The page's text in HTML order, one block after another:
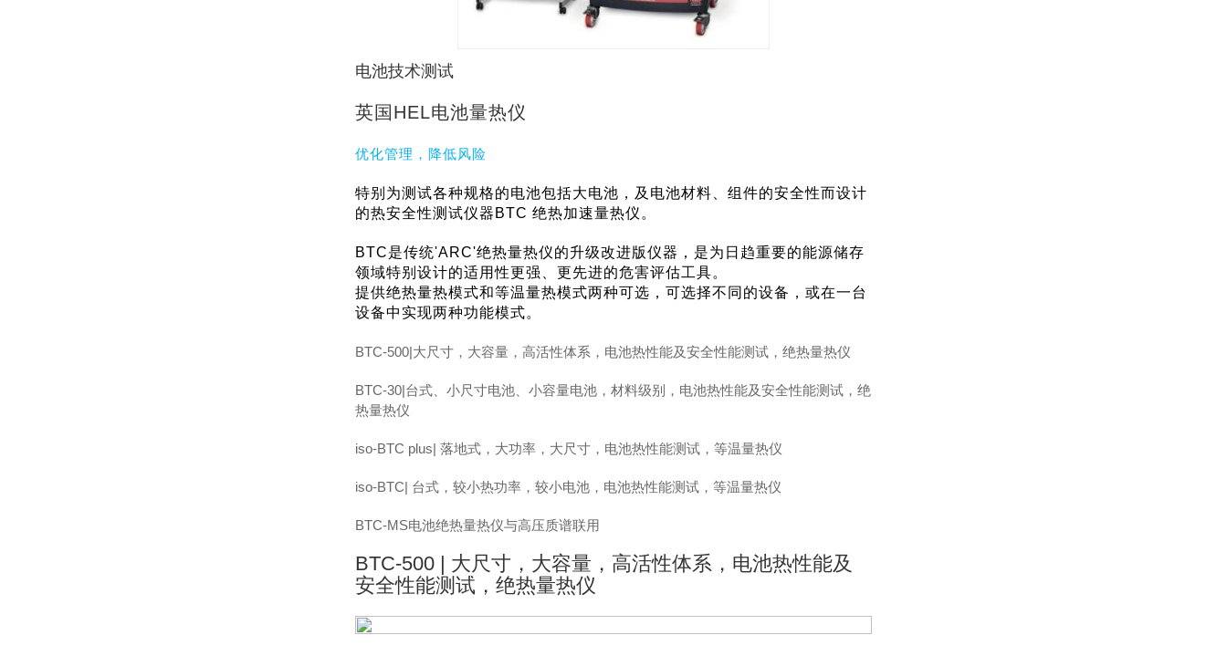
电池技术测试
英国HEL电池量热仪
优化管理，降低风险
特别为测试各种规格的电池包括大电池，及电池材料、组件的安全性而设计
的热安全性测试仪器 BTC 绝热加速量热仪。
BTC是传统'ARC'绝热量热仪的升级改进版仪器，是为日趋重要的能源储存
领域特别设计的适用性更强、更先进的危害评估工具。
提供绝热量热模式和等温量热模式两种可选，可选择不同的设备，或在一台
设备中实现两种功能模式。
BTC-500|大尺寸，大容量，高活性体系，电池热性能及安全性能测试，绝热量热仪
BTC-30|台式、小尺寸电池、小容量电池，材料级别，电池热性能及安全性能测试，绝
热量热仪
iso-BTC plus| 落地式，大功率，大尺寸，电池热性能测试，等温量热仪
iso-BTC| 台式，较小热功率，较小电池，电池热性能测试，等温量热仪
BTC-MS电池绝热量热仪与高压质谱联用
BTC-500 | 大尺寸，大容量，高活性体系，电池热性能及
安全性能测试，绝热量热仪